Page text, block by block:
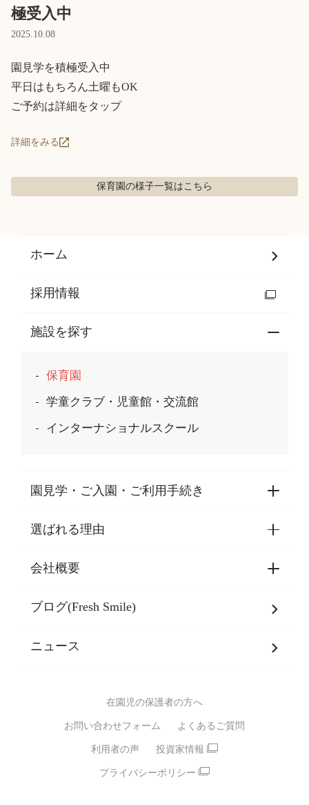
極受入中
2025.10.08
園見学を積極受入中
平日はもちろん土曜もOK
ご予約は詳細をタップ
詳細をみる
保育園の様子一覧はこちら
ホーム
採用情報
施設を探す
保育園
学童クラブ・児童館・交流館
インターナショナルスクール
園見学・ご入園・ご利用手続き
園見学・ご入園・ご利用手続き
東京都認証保育所空き状況
選ばれる理由
選ばれる理由一覧
乳児期・幼児期・
バイリンガル保育園
スポーツ保育園
モンテッソーリ式保育園
STEAMS保育・学童
えいご
会社概要
会社概要
SDGsについて
ブログ(Fresh Smile)
ニュース
在園児の保護者の方へ
お問い合わせフォーム よくあるご質問
利用者の声 投資家情報
プライバシーポリシー